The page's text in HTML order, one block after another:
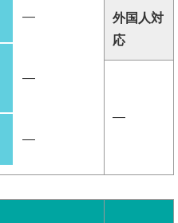
―
―
―
外国人対
応
―